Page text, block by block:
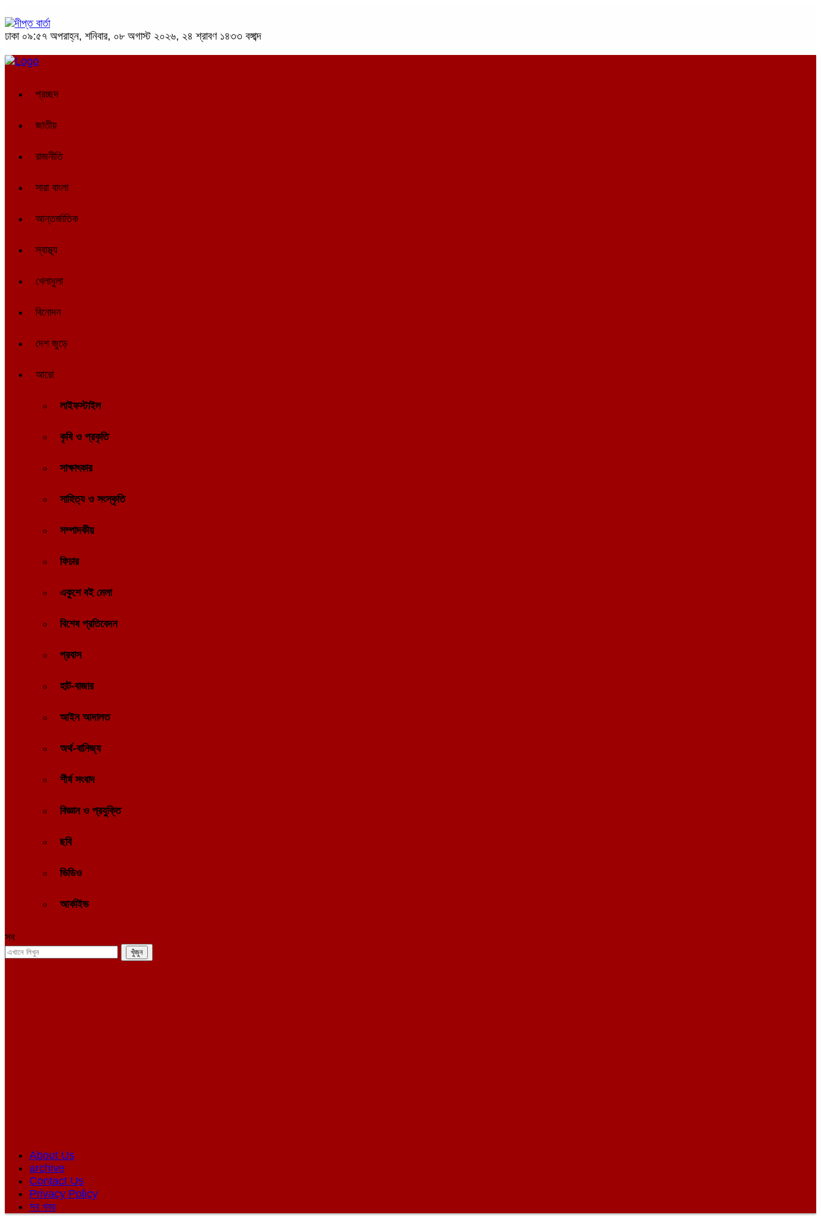
ঢাকা ০৯:৫৭ অপরাহ্ন, শনিবার, ০৮ অগাস্ট ২০২৬, ২৪ শ্রাবণ ১৪৩৩ বঙ্গাব্দ
প্রচ্ছদ
জাতীয়
রাজনীতি
সারা বাংলা
আন্তর্জাতিক
স্বাস্থ্য
খেলাধুলা
বিনোদন
দেশ জুড়ে
আরো
লাইফস্টাইল
কৃষি ও প্রকৃতি
সাক্ষাৎকার
সাহিত্য ও সংস্কৃতি
সম্পাদকীয়
ফিচার
একুশে বই মেলা
বিশেষ প্রতিবেদন
প্রবাস
হাট-বাজার
আইন আদালত
অর্থ-বানিজ্য
শীর্ষ সংবাদ
বিজ্ঞান ও প্রযুক্তি
ছবি
ভিডিও
আর্কাইভ
সব
About Us
archive
Contact Us
Privacy Policy
সব খবর